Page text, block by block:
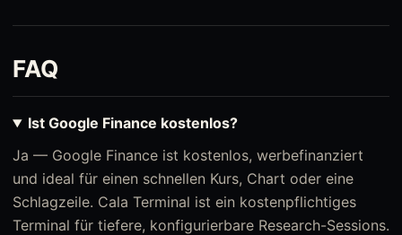
FAQ
Ist Google Finance kostenlos?
Ja — Google Finance ist kostenlos, werbefinanziert
und ideal für einen schnellen Kurs, Chart oder eine
Schlagzeile. Cala Terminal ist ein kostenpflichtiges
Terminal für tiefere, konfigurierbare Research-Sessions.